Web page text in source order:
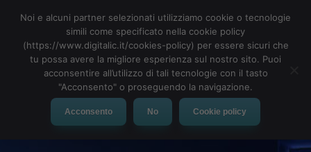
MENU
Noi e alcuni partner selezionati utilizziamo cookie o tecnologie
simili come specificato nella cookie policy
(https://www.digitalic.it/cookies-policy) per essere sicuri che
tu possa avere la migliore esperienza sul nostro sito. Puoi
acconsentire all’utilizzo di tali tecnologie con il tasto
"Acconsento" o proseguendo la navigazione.
Acconsento No Cookie policy